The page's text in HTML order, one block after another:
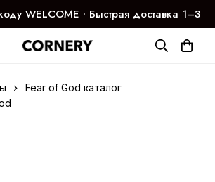
WELCOME ∙ Быстрая доставка 1–3
дня
Fear of God каталог